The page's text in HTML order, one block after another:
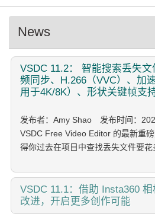
News
VSDC 11.2： 智能搜索丢失
频同步、H.266（VVC）、加
用于4K/8K）、形状关键帧支
发布者：Amy Shao 发布时间：
VSDC Free Video Editor 的最新重
得你过去在项目中查找丢失文件要
VSDC 11.1：借助 Insta360
改进，开启更多创作可能